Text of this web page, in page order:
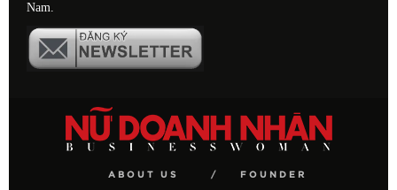
Nam.
ABOUT US FOUNDER